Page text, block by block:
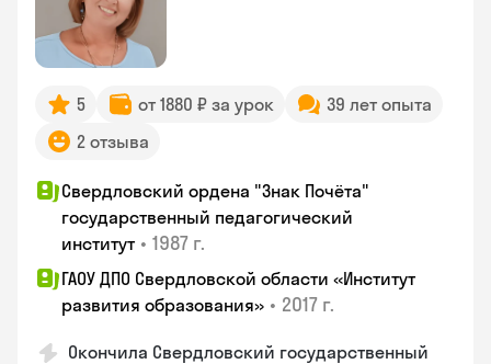
5 от 1880 ₽ за урок
39 лет опыта
2 отзыва
Свердловский ордена "Знак Почёта"
государственный педагогический
институт • 1987 г.
ГАОУ ДПО Свердловской области «Институт
развития образования» • 2017 г.
Окончила Свердловский государственный